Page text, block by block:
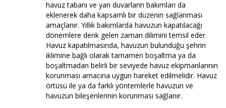
havuz tabanı ve yan duvarların bakımları da
eklenerek daha kapsamlı bir düzenin sağlanması
amaçlanır. Yıllık bakımlarda havuzun kapatılacağı
dönemlere denk gelen zaman dilimini temsil eder.
Havuz kapatılmasında, havuzun bulunduğu şehrin
iklimine bağlı olarak tamamen boşaltma ya da
boşaltmadan belirli bir seviyede havuz ekipmanlarının
korunması amacına uygun hareket edilmelidir. Havuz
örtüsü ile ya da farklı yöntemlerle havuzun ve
havuzun bileşenlerinin korunması sağlanır.